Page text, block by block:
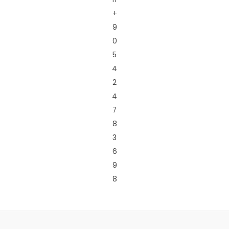
+
9
0
5
4
2
4
7
8
3
6
9
8